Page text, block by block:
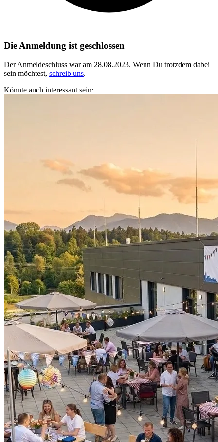
Die Anmeldung ist geschlossen
Der Anmeldeschluss war am 28.08.2023. Wenn Du trotzdem dabei
sein möchtest, schreib uns.
Könnte auch interessant sein: